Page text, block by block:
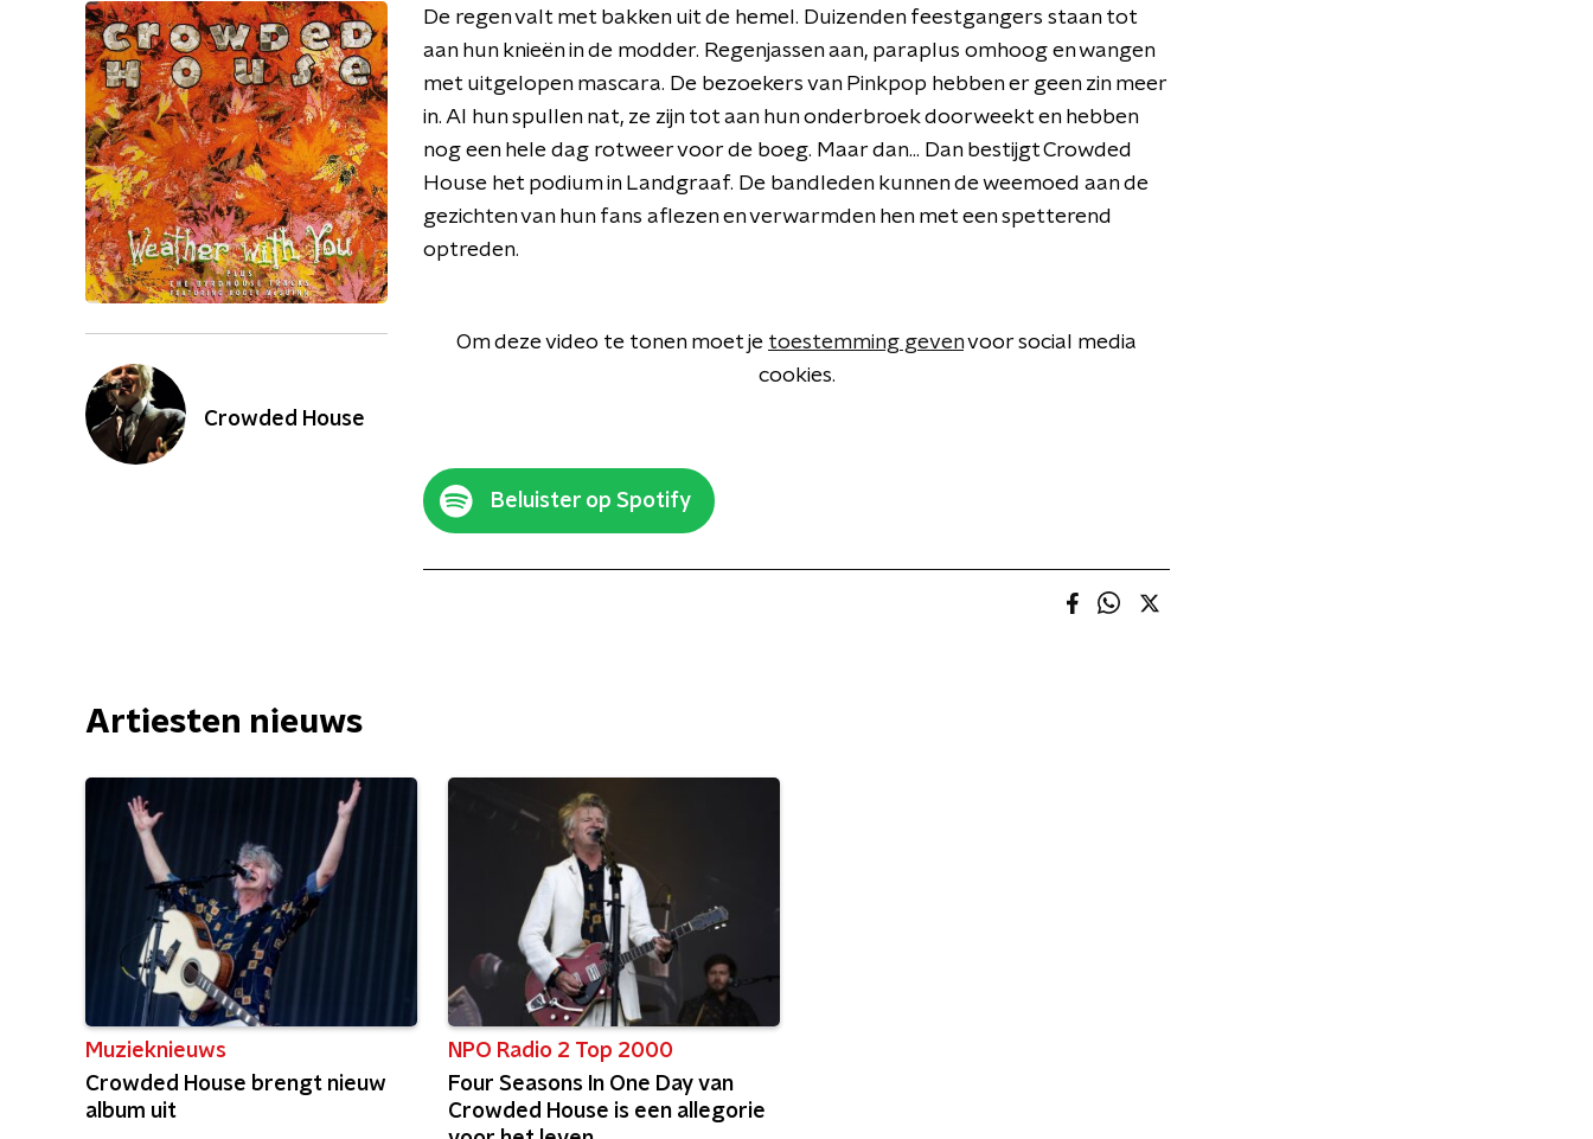
Crowded House
De regen valt met bakken uit de hemel. Duizenden feestgangers staan tot
aan hun knieën in de modder. Regenjassen aan, paraplus omhoog en wangen
met uitgelopen mascara. De bezoekers van Pinkpop hebben er geen zin meer
in. Al hun spullen nat, ze zijn tot aan hun onderbroek doorweekt en hebben
nog een hele dag rotweer voor de boeg. Maar dan... Dan bestijgt Crowded
House het podium in Landgraaf. De bandleden kunnen de weemoed aan de
gezichten van hun fans aflezen en verwarmden hen met een spetterend
optreden.
Om deze video te tonen moet je toestemming gevenvoor social media
cookies.
Beluister op Spotify
Artiesten nieuws
Muzieknieuws
Crowded House brengt nieuw
album uit
NPO Radio 2 Top 2000
Four Seasons In One Day van
Crowded House is een allegorie